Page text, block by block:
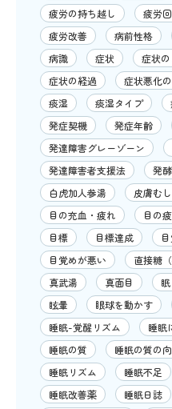
疲労の持ち越し
疲労
疲労改善
病前性格
病識
症状
症状
症状の経過
症状悪化
痰湿
痰湿タイプ
発症契機
発症年齢
発達障害グレーゾーン
発達障害者支援法
発
白虎加人参湯
皮膚む
目の充血・疲れ
目の
目標
目標達成
目覚めが悪い
直接糖（
真武湯
真面目 眠
眩暈
眼球を動かす
睡眠-覚醒リズム
睡眠
睡眠の質
睡眠の質の
睡眠リズム
睡眠不足
睡眠改善薬
睡眠日誌